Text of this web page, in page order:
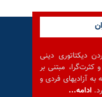
دیکتاتوری دینی
کثرت‌گرا، مبتنی بر
آزادیهای فردی و
ادامه...